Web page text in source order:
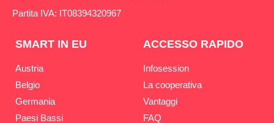
Partita IVA: IT08394320967
SMART IN EU
Austria
Belgio
Germania
Paesi Bassi
ACCESSO RAPIDO
Infosession
La cooperativa
Vantaggi
FAQ